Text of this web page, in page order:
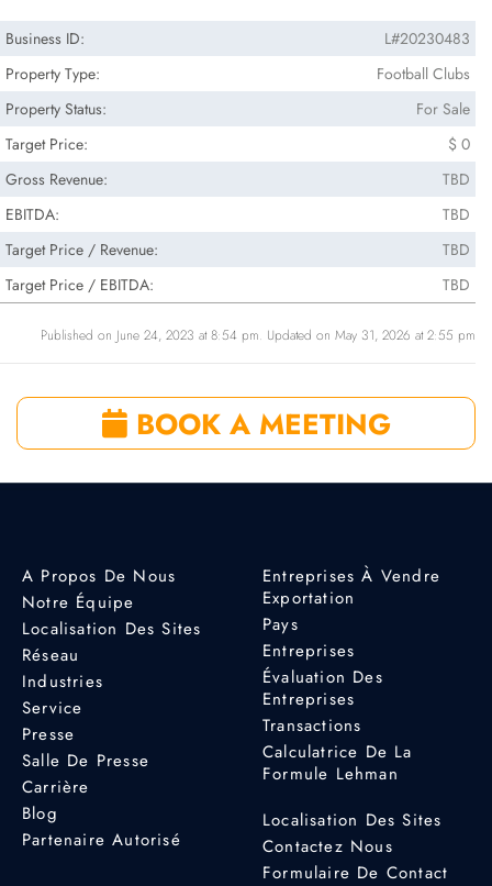
Business ID:
L#20230483
Property Type:
Football Clubs
Property Status:
For Sale
Target Price:
$ 0
Gross Revenue:
TBD
EBITDA:
TBD
Target Price / Revenue:
TBD
Target Price / EBITDA:
TBD
Published on June 24, 2023 at 8:54 pm. Updated on May 31, 2026 at 2:55 pm
BOOK A MEETING
A Propos De Nous
Notre Équipe
Localisation Des Sites
Réseau
Industries
Service
Presse
Salle De Presse
Carrière
Blog
Partenaire Autorisé
Entreprises À Vendre
Exportation
Pays
Entreprises
Évaluation Des
Entreprises
Transactions
Calculatrice De La
Formule Lehman
Localisation Des Sites
Contactez Nous
Formulaire De Contact